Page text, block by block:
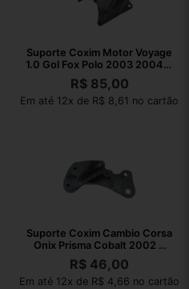
Suporte Coxim Motor Voyage
1.0 Gol Fox Polo 2003 2004 A
2021
R$85,00
Em até 12x de R$ 8,61 no cartão
Suporte Coxim Cambio Corsa
Onix Prisma Cobalt 2002 A
2010
R$ 46,00
Em até 12x de R$ 4,66 no cartão